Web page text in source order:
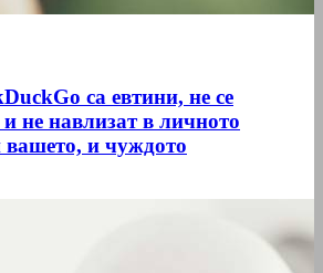
са евтини, не се
не навлизат в личното
вашето, и чуждото